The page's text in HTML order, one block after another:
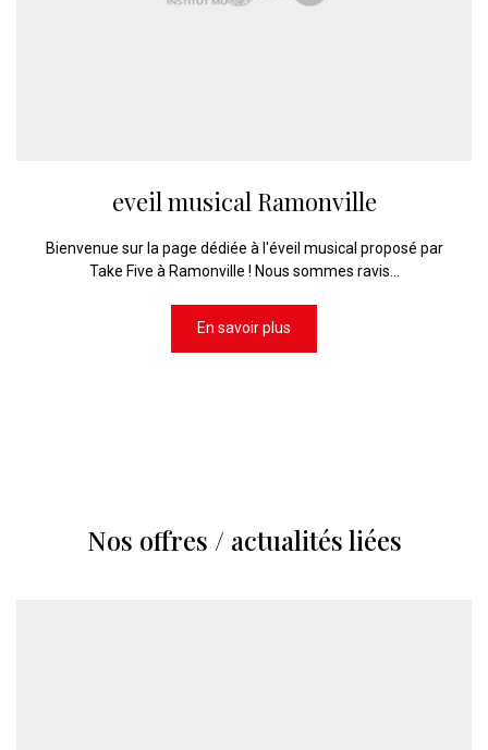
eveil musical Ramonville
Bienvenue sur la page dédiée à l'éveil musical proposé par
Take Five à Ramonville ! Nous sommes ravis...
En savoir plus
Nos offres / actualités liées